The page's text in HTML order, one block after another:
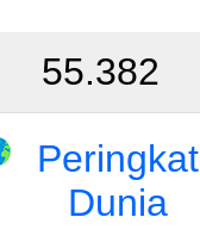
55.382
Peringkat
Dunia